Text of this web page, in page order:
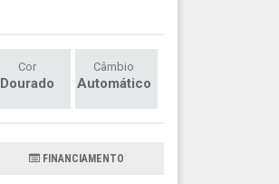
Cor
Dourado
Câmbio
Automático
FINANCIAMENTO